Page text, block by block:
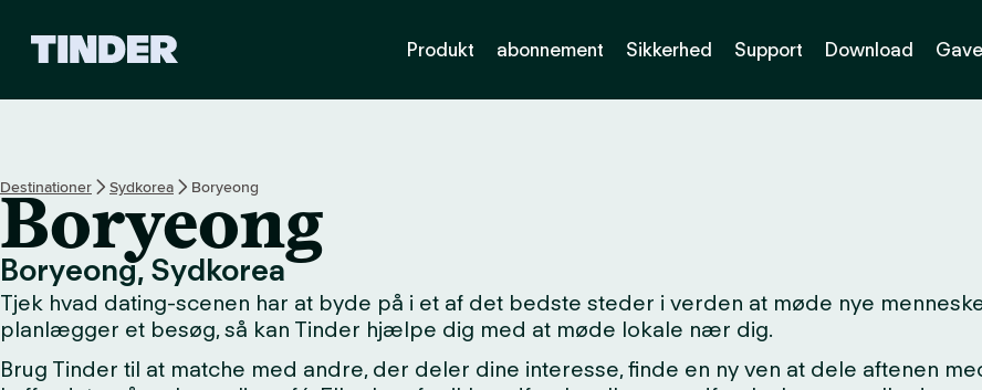
s
s
t
a
r
t
s
d
Produkt abonnement Sikkerhed Support Download
Destinationer Sydkorea Boryeong
Boryeong
Boryeong, Sydkorea
Tjek hvad dating-scenen har at byde på i et af det bedste steder i verden at møde nye
planlægger et besøg, så kan Tinder hjælpe dig med at møde lokale nær dig.
Brug Tinder til at matche med andre, der deler dine interesse, finde en ny ven at dele aftenen